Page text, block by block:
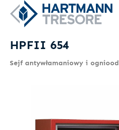
HPFII 654
Sejf antywłamaniowy i